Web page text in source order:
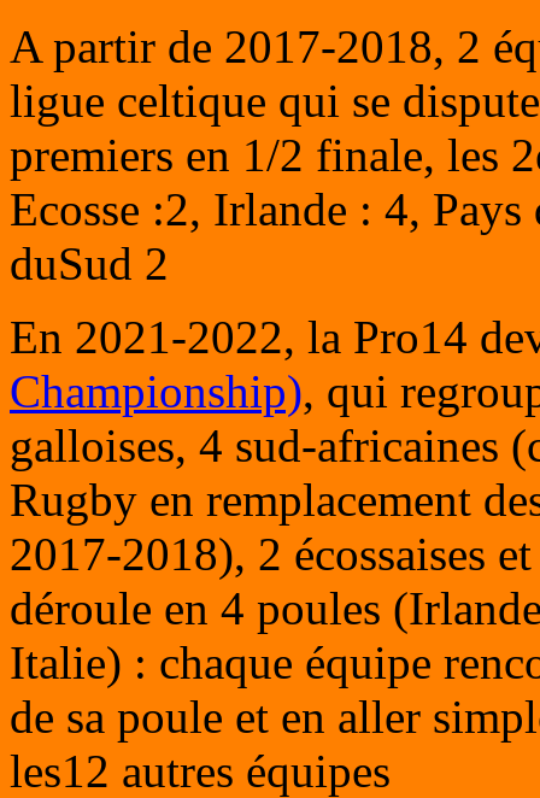
A partir de 2017-2018, 2
ligue celtique qui se
premiers en 1/2 finale, les
Ecosse :2, Irlande : 4,
duSud 2
En 2021-2022, la Pro14
Championship), qui
galloises, 4 sud-africaines
Rugby en remplacement
2017-2018), 2 écossaises
déroule en 4 poules
Italie) : chaque équipe
de sa poule et en aller
les12 autres équipes